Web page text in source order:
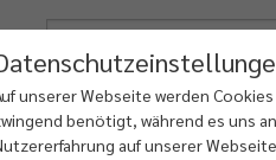
unserer Webseite werden
benötigt, während es uns
auf unserer